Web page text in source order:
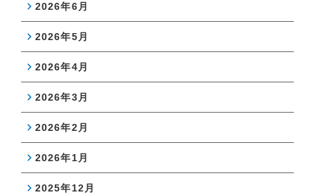
2026年6月
2026年5月
2026年4月
2026年3月
2026年2月
2026年1月
2025年12月